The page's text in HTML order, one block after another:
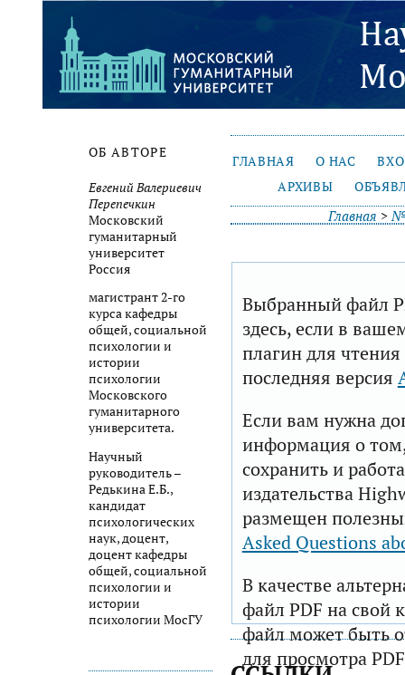
ОБ АВТОРЕ
Евгений Валериевич
Перепечкин
Московский
гуманитарный
университет
Россия
магистрант 2-го
курса кафедры
общей, социальной
психологии и
истории
психологии
Московского
гуманитарного
университета.
Научный
руководитель –
Редькина Е.Б.,
кандидат
психологических
наук, доцент,
доцент кафедры
общей, социальной
психологии и
истории
психологии МосГУ
ГЛАВНАЯ О НАС
АРХИВЫ
Главная >№
Выбранный файл
здесь, если в
плагин для
последняя версия
Если вам нужна
информация о том,
сохранить и
издательства
размещен
Asked Questions
В качестве
файл PDF на свой
файл может быть
для просмотра